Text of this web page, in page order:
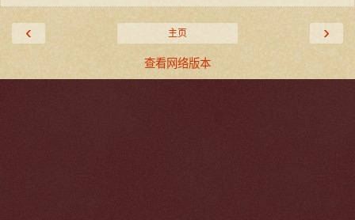
‹ ›
主页
查看网络版本